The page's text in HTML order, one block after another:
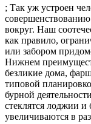
; Так уж устроен
вокруг. Наш
как правило,
или забором
Нижнем
безликие дома,
типовой
бурной
стеклятся лоджии и
увеличиваются в